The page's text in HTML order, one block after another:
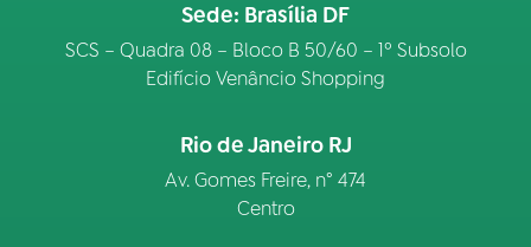
Sede: Brasília DF
SCS – Quadra 08 – Bloco B 50/60 – 1º Subsolo
Edifício Venâncio Shopping
Rio de Janeiro RJ
Av. Gomes Freire, n° 474
Centro